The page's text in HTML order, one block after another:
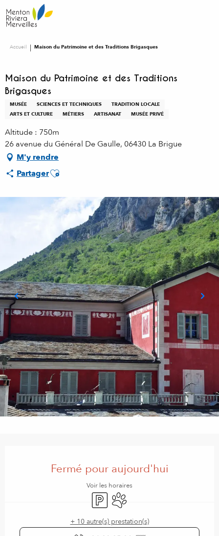
au
contenu
Accueil Maison du Patrimoine et des Traditions Brigasques
Maison du Patrimoine et des Traditions
Brigasques
MUSÉE SCIENCES ET TECHNIQUES
TRADITION LOCALE
ARTS ET CULTURE
MÉTIERS ARTISANAT MUSÉE PRIVÉ
Altitude : 750m
26 avenue du Général De Gaulle, 06430 La Brigue
M'y rendre
PartagerAjouter aux favoris
Fermé pour aujourd'hui
Voir les horaires
ParkingAnimaux acceptés
+ 10 autre(s) prestation(s)